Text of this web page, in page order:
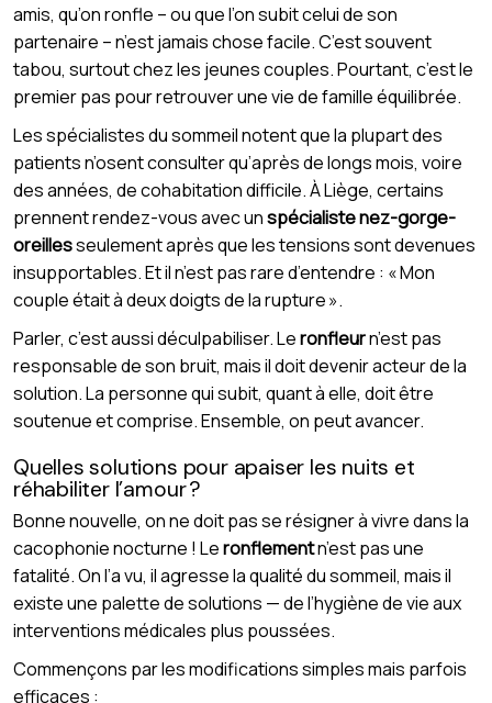
amis, qu’on ronfle – ou que l’on subit celui de son
partenaire – n’est jamais chose facile. C’est souvent
tabou, surtout chez les jeunes couples. Pourtant, c’est le
premier pas pour retrouver une vie de famille équilibrée.
Les spécialistes du sommeil notent que la plupart des
patients n’osent consulter qu’après de longs mois, voire
des années, de cohabitation difficile. À Liège, certains
prennent rendez-vous avec unspécialiste nez-gorge-
oreillesseulement après que les tensions sont devenues
insupportables. Et il n’est pas rare d’entendre : « Mon
couple était à deux doigts de la rupture ».
Parler, c’est aussi déculpabiliser. Leronfleurn’est pas
responsable de son bruit, mais il doit devenir acteur de la
solution. La personne qui subit, quant à elle, doit être
soutenue et comprise. Ensemble, on peut avancer.
Quelles solutions pour apaiser les nuits et
réhabiliter l’amour ?
Bonne nouvelle, on ne doit pas se résigner à vivre dans la
cacophonie nocturne ! Leronflementn’est pas une
fatalité. On l’a vu, il agresse la qualité du sommeil, mais il
existe une palette de solutions — de l’hygiène de vie aux
interventions médicales plus poussées.
Commençons par les modifications simples mais parfois
efficaces :